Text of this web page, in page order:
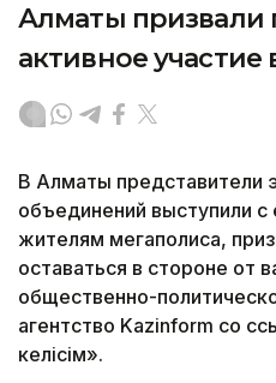
Алматы призвали
активное участие
В Алматы представители
объединений выступили
жителям мегаполиса,
оставаться в стороне от
общественно-
агентство Kazinform со
келісім».